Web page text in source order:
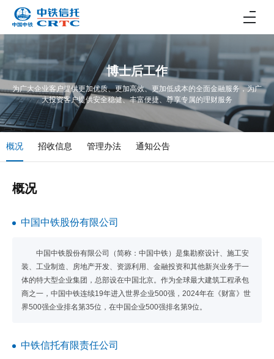
博士后工作
为广大企业客户提供更加优质、更加高效、更加低成本的全面金融服务，为广
大投资客户提供安全稳健、丰富便捷、尊享专属的理财服务
概况 招收信息 管理办法 通知公告
概况
中国中铁股份有限公司
中国中铁股份有限公司（简称：中国中铁）是集勘察设计、施工安
装、工业制造、房地产开发、资源利用、金融投资和其他新兴业务于一
体的特大型企业集团，总部设在中国北京。作为全球最大建筑工程承包
商之一，中国中铁连续19年进入世界企业500强，2024年在《财富》世
界500强企业排名第35位，在中国企业500强排名第9位。
中铁信托有限责任公司